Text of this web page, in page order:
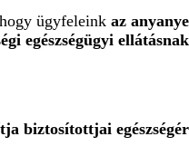
ügyfeleink az
egészségügyi ellátásnak
biztosítottjai